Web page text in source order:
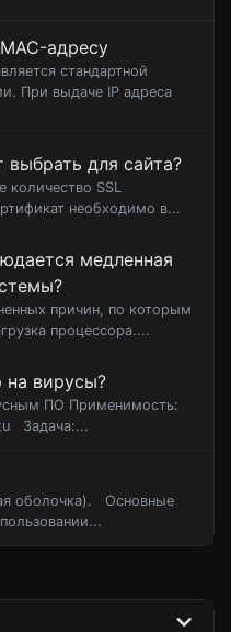
адресу
стандартной
При выдаче IP адреса
выбрать для сайта?
количество SSL
необходимо в...
медленная
причин, по которым
процессора....
на вирусы?
ПО Применимость:
Задача:...
оболочка). Основные